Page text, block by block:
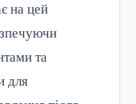
на цей
та
для